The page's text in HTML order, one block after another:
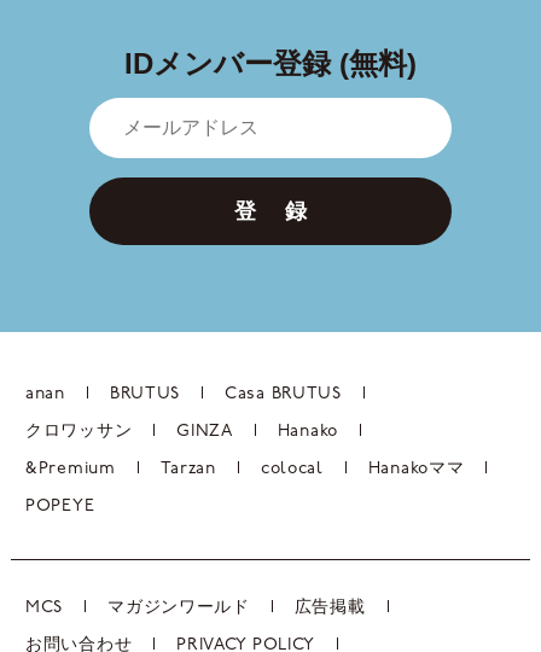
IDメンバー登録 (無料)
登 録
anan BRUTUS Casa BRUTUS
クロワッサン GINZA Hanako
&Premium Tarzan colocal Hanakoママ
POPEYE
MCS マガジンワールド 広告掲載
お問い合わせ PRIVACY POLICY